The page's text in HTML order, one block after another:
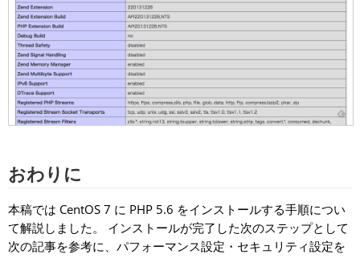
おわりに
本稿では CentOS 7 に PHP 5.6 をインストールする手順につい
て解説しました。 インストールが完了した次のステップとして
次の記事を参考に、パフォーマンス設定・セキュリティ設定を